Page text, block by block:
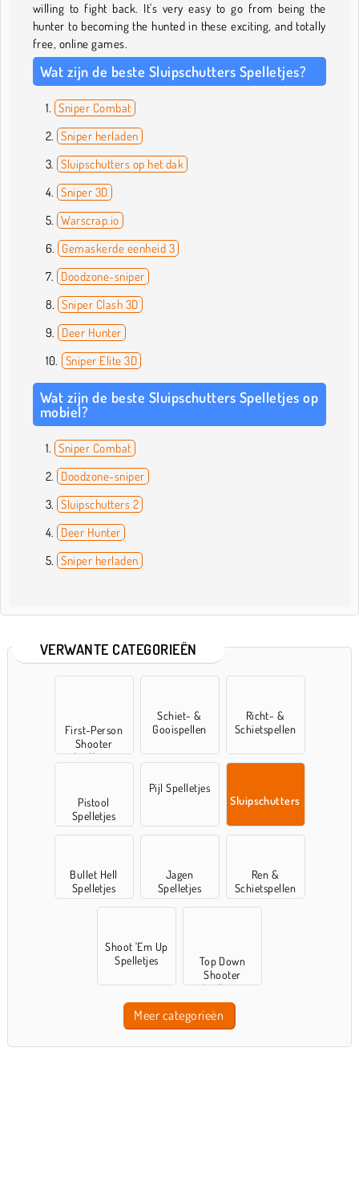
willing to fight back. It's very easy to go from being the
hunter to becoming the hunted in these exciting, and totally
free, online games.
Wat zijn de beste Sluipschutters Spelletjes?
Sniper Combat
Sniper herladen
Sluipschutters op het dak
Sniper 3D
Warscrap.io
Gemaskerde eenheid 3
Doodzone-sniper
Sniper Clash 3D
Deer Hunter
Sniper Elite 3D
Wat zijn de beste Sluipschutters Spelletjes op
mobiel?
Sniper Combat
Doodzone-sniper
Sluipschutters 2
Deer Hunter
Sniper herladen
VERWANTE CATEGORIEËN
First-Person
Shooter
Spelletjes
Schiet- &
Gooispellen
Richt- &
Schietspellen
Pistool
Spelletjes
Pijl Spelletjes
Sluipschutters
Bullet Hell
Spelletjes
Jagen
Spelletjes
Ren &
Schietspellen
Shoot 'Em Up
Spelletjes
Top Down
Shooter
Spelletjes
Meer categorieën